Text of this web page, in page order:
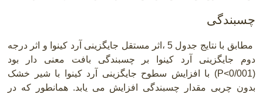
چسبندگی
مطابق با نتایج جدول 5 ،اثر مستقل جایگزینی آرد کینوا و اثر درجه
دوم جایگزینی آرد کینوا بر چسبندگی بافت معنی دار بود
P<0/001)) با افزایش سطوح جایگزینی آرد کینوا با شیر خشک
بدون چربی مقدار چسبندگی افزایش می یابد. همانطور که در